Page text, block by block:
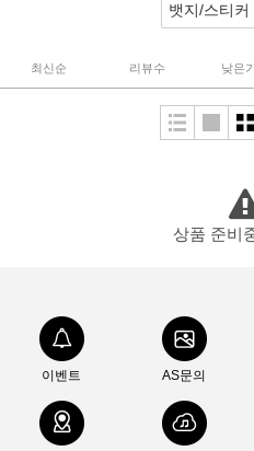
뱃지/스티커
최신순 리뷰수 낮은
상품 준비
이벤트 AS문의